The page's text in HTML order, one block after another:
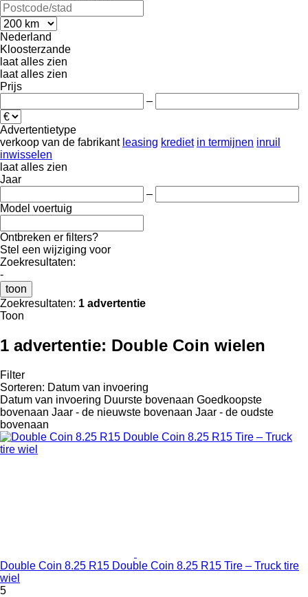
Nederland
Kloosterzande
laat alles zien
laat alles zien
Prijs
–
Advertentietype
verkoop van de fabrikant leasing krediet in termijnen inruil
inwisselen
laat alles zien
Jaar
–
Model voertuig
Ontbreken er filters?
Stel een wijziging voor
Zoekresultaten:
-
toon
Zoekresultaten: 1 advertentie
Toon
1 advertentie: Double Coin wielen
Filter
Sorteren: Datum van invoering
Datum van invoering Duurste bovenaan Goedkoopste
bovenaan Jaar - de nieuwste bovenaan Jaar - de oudste
bovenaan
Double Coin 8.25 R15 Double Coin 8.25 R15 Tire – Truck tire
wiel
5